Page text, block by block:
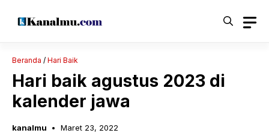
Beranda / Hari Baik
Hari baik agustus 2023 di
kalender jawa
kanalmu Maret 23, 2022